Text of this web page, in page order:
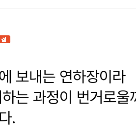
보내는 연하장이라
는 과정이 번거로울
.